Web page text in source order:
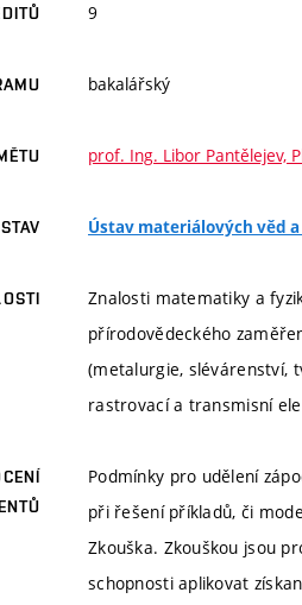
9
bakalářský
prof. Ing. Libor Pantělejev,
Ústav materiálových věd
Znalosti matematiky a
přírodovědeckého
(metalurgie, slévárenství,
rastrovací a transmisní
Podmínky pro udělení
při řešení příkladů, či
Zkouška. Zkouškou jsou
schopnosti aplikovat